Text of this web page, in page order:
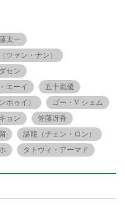
太一
ツァン・ナン）
セン
エーイ
五十嵐優
ホゥイ）
ゴー・V シェム
ョン
佐藤冴香
諶龍（チェン・ロン）
タトウィ・アーマド